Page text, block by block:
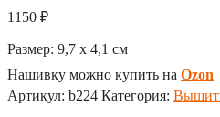
1150 ₽
Размер: 9,7 x 4,1 см
Нашивку можно купить на Ozon
Артикул: b224 Категория: